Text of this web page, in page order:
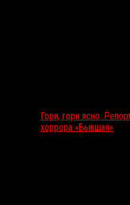
Гори, гори ясно:
хоррора «Бывшая»